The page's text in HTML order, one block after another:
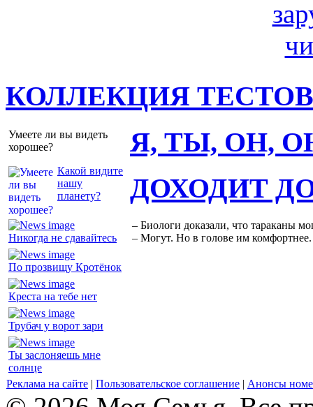
КОЛЛЕКЦИЯ ТЕСТОВ
Умеете ли вы видеть
хорошее?
Какой видите
нашу
планету?
Я, ТЫ, ОН,
Никогда не сдавайтесь
По прозвищу Кротёнок
Креста на тебе нет
Трубач у ворот зари
Ты заслоняешь мне
солнце
ДОХОДИТ
– Биологи доказали, что тараканы
– Могут. Но в голове им комфортнее.
Реклама на сайте | Пользовательское соглашение | Анонсы